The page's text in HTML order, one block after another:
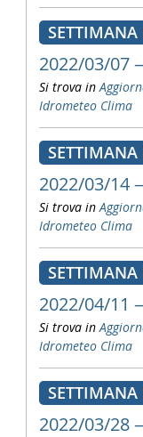
SETTIMANA
2022/03/07
Si trova in
Idrometeo Clima
SETTIMANA
2022/03/14
Si trova in
Idrometeo Clima
SETTIMANA
2022/04/11
Si trova in
Idrometeo Clima
SETTIMANA
2022/03/28